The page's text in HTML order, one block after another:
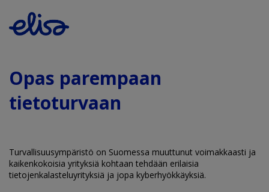
Opas parempaan
tietoturvaan
Turvallisuusympäristö on Suomessa muuttunut voimakkaasti ja
kaikenkokoisia yrityksiä kohtaan tehdään erilaisia
tietojenkalasteluyrityksiä ja jopa kyberhyökkäyksiä.